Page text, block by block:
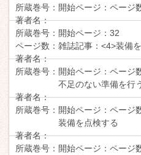
所蔵巻号： 開始ページ： ページ
著者名：
所蔵巻号： 開始ページ： 32
ページ数： 雑誌記事： <4>装備
著者名：
所蔵巻号： 開始ページ： ページ
不足のない準備を行
著者名：
所蔵巻号： 開始ページ： ページ
装備を点検する
著者名：
所蔵巻号： 開始ページ： ページ